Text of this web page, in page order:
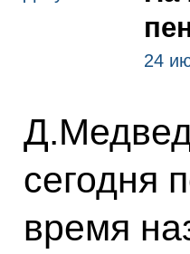
24
сегодня
время